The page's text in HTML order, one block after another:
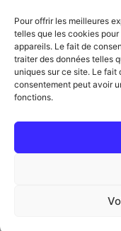
Pour offrir les meilleures
telles que les cookies
appareils. Le fait de
traiter des données telles
uniques sur ce site. Le fait
consentement peut avoir
fonctions.
Pour nos dernières
Soutenez les
> La Paracha de Joël
>